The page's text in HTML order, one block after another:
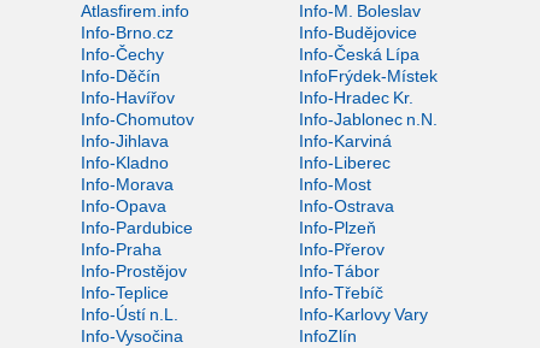
Atlasfirem.info
Info-M. Boleslav
Info-Brno.cz
Info-Budějovice
Info-Čechy
Info-Česká Lípa
Info-Děčín
InfoFrýdek-Místek
Info-Havířov
Info-Hradec Kr.
Info-Chomutov
Info-Jablonec n.N.
Info-Jihlava
Info-Karviná
Info-Kladno
Info-Liberec
Info-Morava
Info-Most
Info-Opava
Info-Ostrava
Info-Pardubice
Info-Plzeň
Info-Praha
Info-Přerov
Info-Prostějov
Info-Tábor
Info-Teplice
Info-Třebíč
Info-Ústí n.L.
Info-Karlovy Vary
Info-Vysočina
InfoZlín